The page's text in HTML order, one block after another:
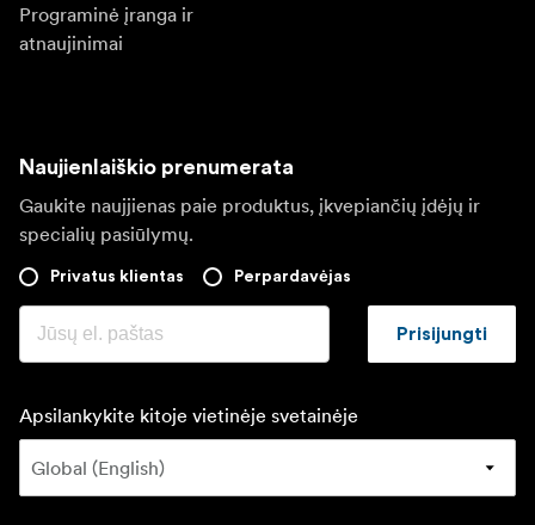
Programinė įranga ir
atnaujinimai
Naujienlaiškio prenumerata
Gaukite naujjienas paie produktus, įkvepiančių įdėjų ir
specialių pasiūlymų.
Privatus klientas Perpardavėjas
Prisijungti
Apsilankykite kitoje vietinėje svetainėje